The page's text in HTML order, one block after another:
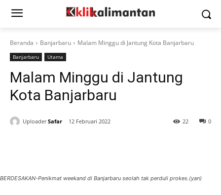
Beranda Banjarbaru Malam Minggu di Jantung Kota Banjarbaru
Banjarbaru Utama
Malam Minggu di Jantung
Kota Banjarbaru
Uploader Safar 12 Februari 2022 0
22
BERDESAKAN-Penikmat weekand di Banjarbaru seolah tak perduli prokes.(yan)